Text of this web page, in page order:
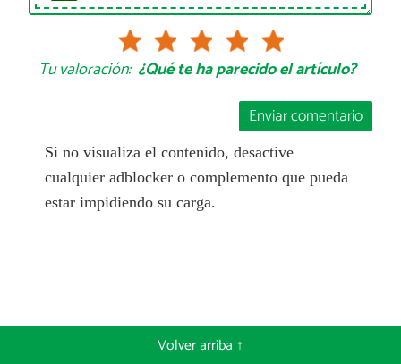
Tu valoración: ¿Qué te ha parecido el artículo?
Enviar comentario
Si no visualiza el contenido, desactive
cualquier adblocker o complemento que pueda
estar impidiendo su carga.
Volver arriba ↑